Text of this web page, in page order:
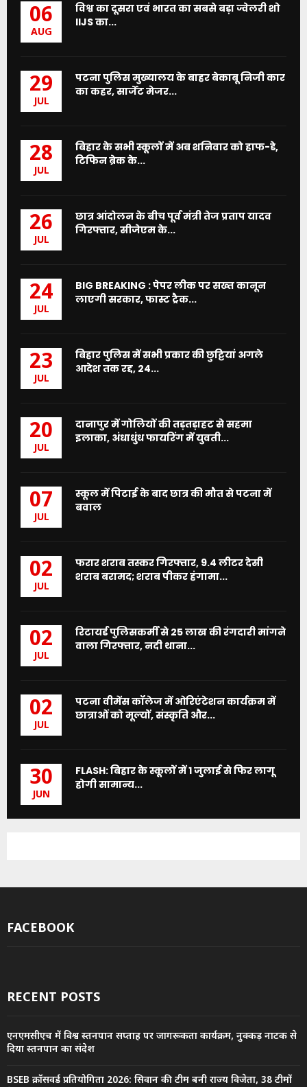
06
AUG
विश्व का दूसरा एवं भारत का सबसे बड़ा ज्वेलरी शो
IIJS का...
29
JUL
पटना पुलिस मुख्यालय के बाहर बेकाबू निजी कार
का कहर, सार्जेंट मेजर...
28
JUL
बिहार के सभी स्कूलों में अब शनिवार को हाफ-डे,
टिफिन ब्रेक के...
26
JUL
छात्र आंदोलन के बीच पूर्व मंत्री तेज प्रताप यादव
गिरफ्तार, सीजेएम के...
24
JUL
BIG BREAKING : पेपर लीक पर सख्त कानून
लाएगी सरकार, फास्ट ट्रैक...
23
JUL
बिहार पुलिस में सभी प्रकार की छुट्टियां अगले
आदेश तक रद्द, 24...
20
JUL
दानापुर में गोलियों की तड़तड़ाहट से सहमा
इलाका, अंधाधुंध फायरिंग में युवती...
07
JUL
स्कूल में पिटाई के बाद छात्र की मौत से पटना में
बवाल
02
JUL
फरार शराब तस्कर गिरफ्तार, 9.4 लीटर देसी
शराब बरामद; शराब पीकर हंगामा...
02
JUL
रिटायर्ड पुलिसकर्मी से 25 लाख की रंगदारी मांगने
वाला गिरफ्तार, नदी थाना...
02
JUL
पटना वीमेंस कॉलेज में ओरिएंटेशन कार्यक्रम में
छात्राओं को मूल्यों, संस्कृति और...
30
JUN
FLASH: बिहार के स्कूलों में 1 जुलाई से फिर लागू
होगी सामान्य...
FACEBOOK
RECENT POSTS
एनएमसीएच में विश्व स्तनपान सप्ताह पर जागरूकता कार्यक्रम, नुक्कड़ नाटक से
दिया स्तनपान का संदेश
BSEB क्रॉसवर्ड प्रतियोगिता 2026: सिवान की टीम बनी राज्य विजेता, 38 टीमों